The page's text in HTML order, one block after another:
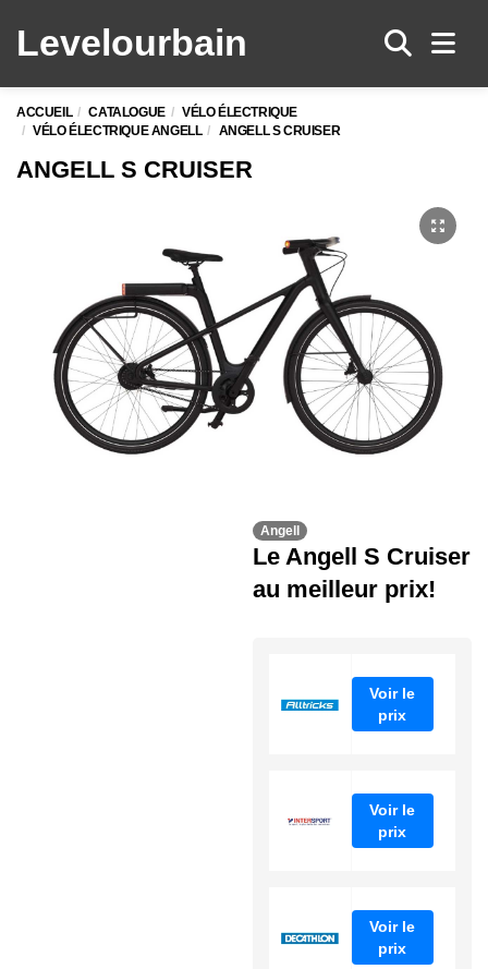
Levelourbain
ACCUEIL CATALOGUE
VÉLO ÉLECTRIQUE
VÉLO ÉLECTRIQUE ANGELL
ANGELL S CRUISER
ANGELL S CRUISER
Angell
Le Angell S Cruiser
au meilleur prix!
Voir le
prix
Voir le
prix
Voir le
prix